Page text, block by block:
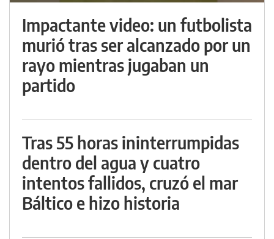
Impactante video: un futbolista
murió tras ser alcanzado por un
rayo mientras jugaban un
partido
Tras 55 horas ininterrumpidas
dentro del agua y cuatro
intentos fallidos, cruzó el mar
Báltico e hizo historia